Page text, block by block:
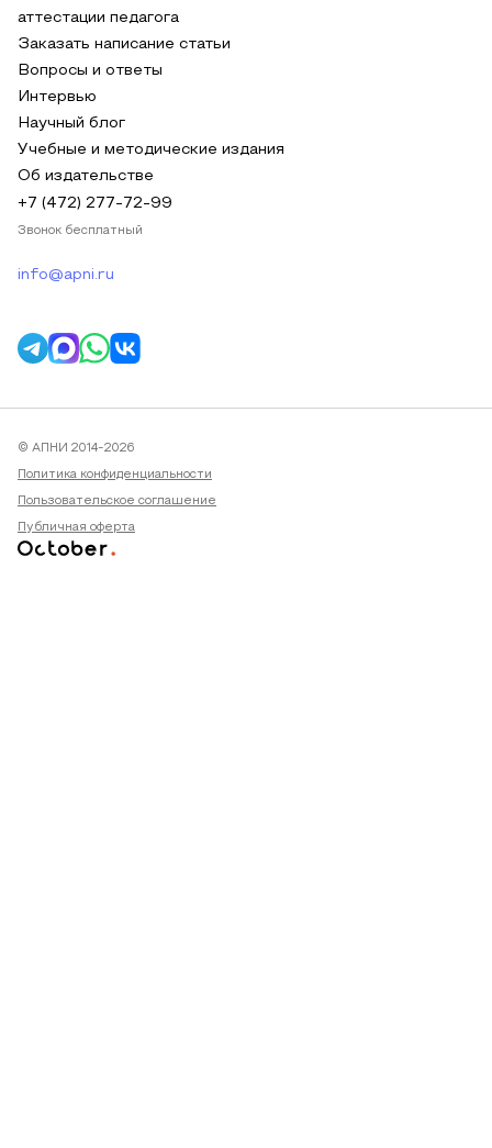
аттестации педагога
Заказать написание статьи
Вопросы и ответы
Интервью
Научный блог
Учебные и методические издания
Об издательстве
+7 (472) 277-72-99
Звонок бесплатный
info@apni.ru
© АПНИ 2014-2026
Политика конфиденциальности
Пользовательское соглашение
Публичная оферта